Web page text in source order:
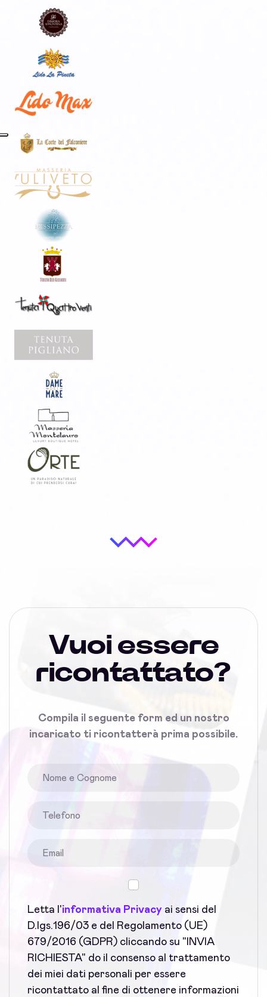
Vuoi essere
ricontattato?
Compila il seguente form ed un nostro
incaricato ti ricontatterà prima possibile.
Letta l'informativa Privacy ai sensi del
D.lgs.196/03 e del Regolamento (UE)
679/2016 (GDPR) cliccando su "INVIA
RICHIESTA" do il consenso al trattamento
dei miei dati personali per essere
ricontattato al fine di ottenere informazioni